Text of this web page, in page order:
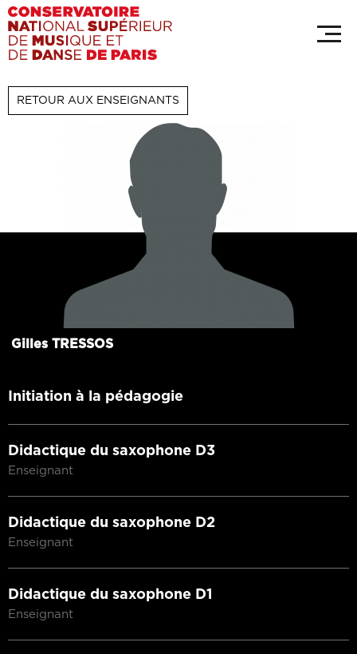
Aller
au
contenu
principal
RETOUR AUX ENSEIGNANTS
Gilles TRESSOS
Initiation à la pédagogie
Didactique du saxophone D3
Enseignant
Didactique du saxophone D2
Enseignant
Didactique du saxophone D1
Enseignant
Panneau de gestion des cookies